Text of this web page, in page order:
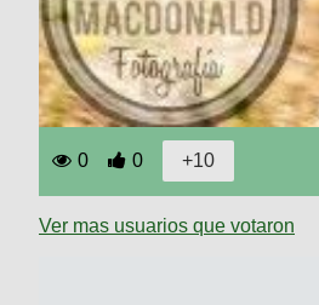
0 0
Ver mas usuarios que votaron